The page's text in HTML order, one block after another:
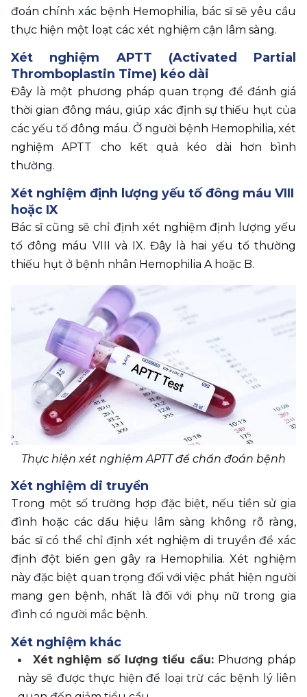
đoán chính xác bệnh Hemophilia, bác sĩ sẽ yêu cầu
thực hiện một loạt các xét nghiệm cận lâm sàng.
Xét nghiệm APTT (Activated Partial
Thromboplastin Time) kéo dài
Đây là một phương pháp quan trọng để đánh giá
thời gian đông máu, giúp xác định sự thiếu hụt của
các yếu tố đông máu. Ở người bệnh Hemophilia, xét
nghiệm APTT cho kết quả kéo dài hơn bình
thường.
Xét nghiệm định lượng yếu tố đông máu VIII
hoặc IX
Bác sĩ cũng sẽ chỉ định xét nghiệm định lượng yếu
tố đông máu VIII và IX. Đây là hai yếu tố thường
thiếu hụt ở bệnh nhân Hemophilia A hoặc B.
Thực hiện xét nghiệm APTT để chẩn đoán bệnh
Xét nghiệm di truyền
Trong một số trường hợp đặc biệt, nếu tiền sử gia
đình hoặc các dấu hiệu lâm sàng không rõ ràng,
bác sĩ có thể chỉ định xét nghiệm di truyền để xác
định đột biến gen gây ra Hemophilia. Xét nghiệm
này đặc biệt quan trọng đối với việc phát hiện người
mang gen bệnh, nhất là đối với phụ nữ trong gia
đình có người mắc bệnh.
Xét nghiệm khác
Xét nghiệm số lượng tiểu cầu: Phương pháp
này sẽ được thực hiện để loại trừ các bệnh lý liên